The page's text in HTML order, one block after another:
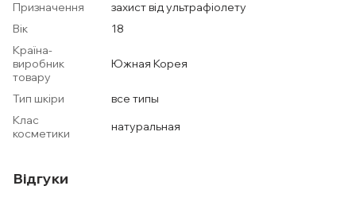
Призначення
захист від ультрафіолету
Вік
18
Країна-
виробник
товару
Южная Корея
Тип шкіри
все типы
Клас
косметики
натуральная
Відгуки